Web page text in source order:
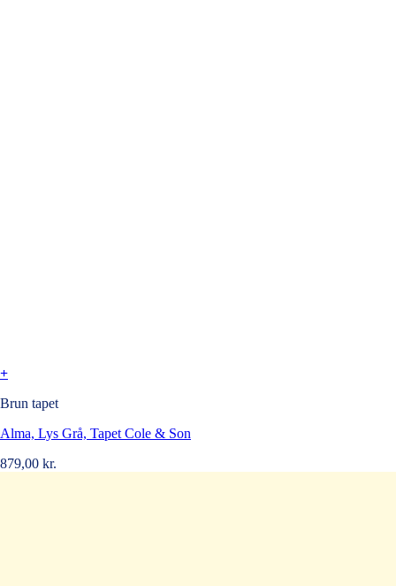
+
Brun tapet
Alma, Lys Grå, Tapet Cole & Son
879,00 kr.